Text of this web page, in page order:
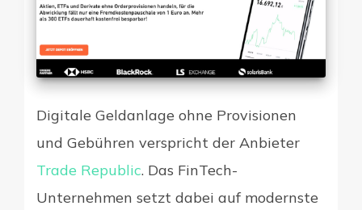
Digitale Geldanlage ohne Provisionen
und Gebühren verspricht der Anbieter
Trade Republic. Das FinTech-
Unternehmen setzt dabei auf modernste